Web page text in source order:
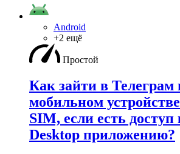
Android
+2 ещё
Простой
Как зайти в Телеграм
мобильном
SIM, если есть
Desktop приложению?